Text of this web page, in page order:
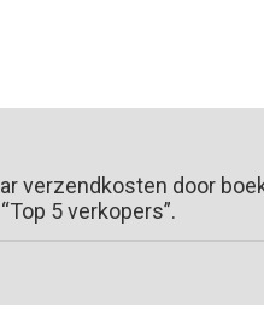
verzendkosten door
5 verkopers”.